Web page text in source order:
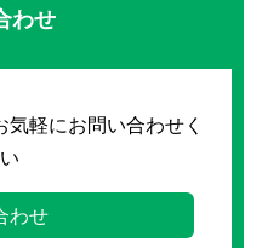
わせ
軽にお問い合わせく
わせ